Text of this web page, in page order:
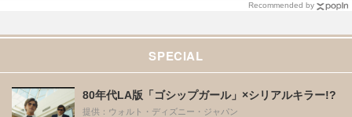
Recommended by
SPECIAL
80年代LA版「ゴシップガール」×シリアルキラー!?
提供：ウォルト・ディズニー・ジャパン